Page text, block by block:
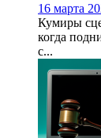
16 марта
Кумиры
когда
с...